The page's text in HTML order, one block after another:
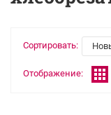
Сортировать:
Отображение: